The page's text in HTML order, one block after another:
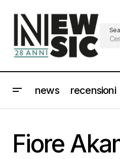
news recensioni
Fiore